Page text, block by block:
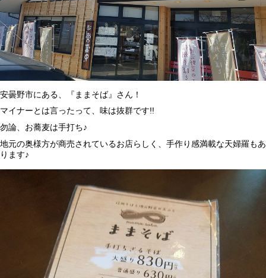
安曇野市にある、『ままそば』さん！
マイナーとは言ったって、味は抜群です!!
勿論、お蕎麦は手打ち♪
地元の奥様方が商売されているお店らしく、手作り感満載な天婦羅もあ
ります♪